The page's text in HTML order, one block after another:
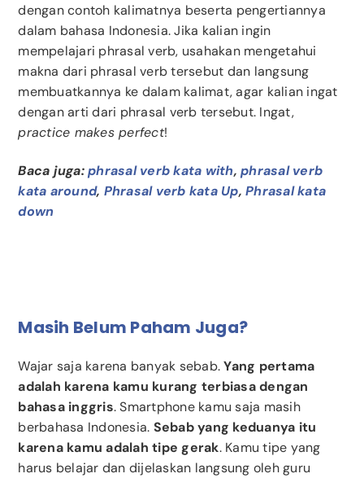
dengancontoh kalimatnya beserta pengertiannya
dalam bahasa Indonesia. Jika kalian ingin
mempelajari phrasal verb, usahakan mengetahui
makna dari phrasal verb tersebut dan langsung
membuatkannya ke dalam kalimat, agar kalian ingat
dengan arti dari phrasal verb tersebut. Ingat,
practice makes perfect!
Baca juga: phrasal verb kata with,phrasal verb
kata around, Phrasal verb kata Up,Phrasal kata
down
Masih Belum Paham Juga?
Wajar saja karena banyak sebab.Yang pertama
adalah karena kamu kurang terbiasa dengan
bahasa inggris. Smartphone kamu saja masih
berbahasa Indonesia. Sebab yang keduanya itu
karena kamu adalah tipe gerak. Kamu tipe yang
harus belajar dan dijelaskan langsung oleh guru